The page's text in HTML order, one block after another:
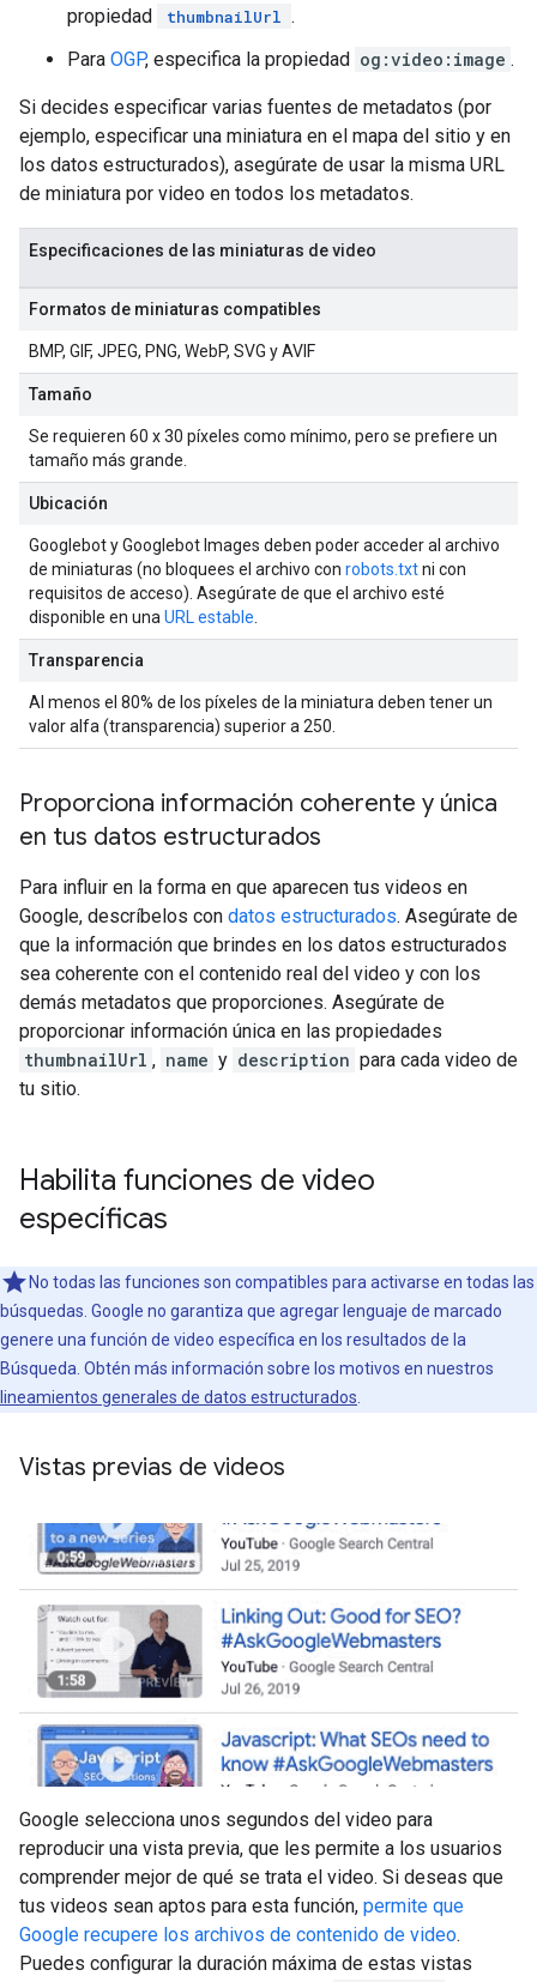
propiedad
thumbnailUrl .
Para OGP, especifica la propiedad og:video:image .
Si decides especificar varias fuentes de metadatos (por
ejemplo, especificar una miniatura en el mapa del sitio y en
los datos estructurados), asegúrate de usar la misma URL
de miniatura por video en todos los metadatos.
Especificaciones de las miniaturas de video
Formatos de miniaturas compatibles
BMP, GIF, JPEG, PNG, WebP, SVG y AVIF
Tamaño
Se requieren 60 x 30 píxeles como mínimo, pero se prefiere un
tamaño más grande.
Ubicación
Googlebot y Googlebot Images deben poder acceder al archivo
de miniaturas (no bloquees el archivo con robots.txtni con
requisitos de acceso). Asegúrate de que el archivo esté
disponible en una URL estable
Transparencia
Al menos el 80% de los píxeles de la miniatura deben tener un
valor alfa (transparencia) superior a 250.
Proporciona información coherente y única
en tus datos estructurados
Para influir en la forma en que aparecen tus videos en
Google, descríbelos con datos estructurados. Asegúrate de
que la información que brindes en los datos estructurados
sea coherente con el contenido real del video y con los
demás metadatos que proporciones. Asegúrate de
proporcionar información única en las propiedades
thumbnailUrl , name y description para cada video de
tu sitio.
Habilita funciones de video
específicas
No todas las funciones son compatibles para activarse en todas las
búsquedas. Google no garantiza que agregar lenguaje de marcado
genere una función de video específica en los resultados de la
Búsqueda. Obtén más información sobre los motivos en nuestros
lineamientos generales de datos estructurados
Vistas previas de videos
Google selecciona unos segundos del video para
reproducir una vista previa, que les permite a los usuarios
comprender mejor de qué se trata el video. Si deseas que
tus videos sean aptos para esta función, permite que
Google recupere los archivos de contenido de video.
Puedes configurar la duración máxima de estas vistas